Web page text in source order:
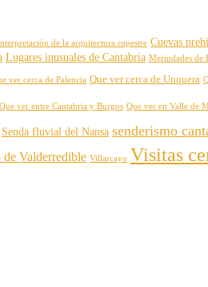
de la arquitectura rupestre Cuevas
Lugares inusuales de Cantabria Merindades de
ver cerca de Palencia Que ver cerca de Unquera
Que ver entre Cantabria y Burgos Que ver en Valle de
Senda fluvial del Nansa senderismo
de Valderredible Villarcayo Visitas